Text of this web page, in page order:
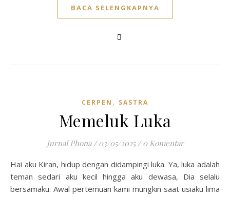
BACA SELENGKAPNYA
CERPEN , SASTRA
Memeluk Luka
Jurnal Phona / 03/05/2025 / 0 Komentar
Hai aku Kiran, hidup dengan didampingi luka. Ya, luka adalah
teman sedari aku kecil hingga aku dewasa, Dia selalu
bersamaku. Awal pertemuan kami mungkin saat usiaku lima